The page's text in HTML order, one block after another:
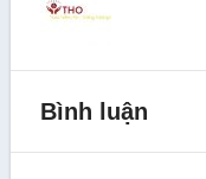
Bình luận